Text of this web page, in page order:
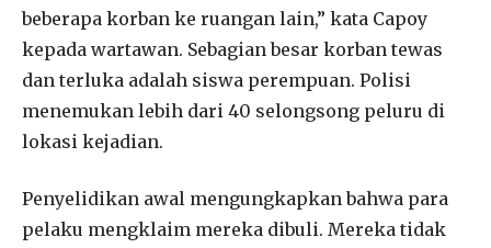
beberapa korban ke ruangan lain,” kata Capoy
kepada wartawan. Sebagian besar korban tewas
dan terluka adalah siswa perempuan. Polisi
menemukan lebih dari 40 selongsong peluru di
lokasi kejadian.
Penyelidikan awal mengungkapkan bahwa para
pelaku mengklaim mereka dibuli. Mereka tidak